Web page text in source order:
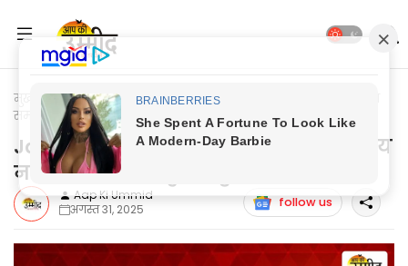
मुख्यपृष्ठ Jaunpur Update
Jaunpur News: जौनपुर में सेल्फी लेते
समय नदी में समा गया युवक, हुई मौत
Jaunpur News: जौनपुर में सेल्फी लेते समय
नदी में समा गया युवक, हुई मौत
Aap Ki Ummid
अगस्त 31, 2025
follow us